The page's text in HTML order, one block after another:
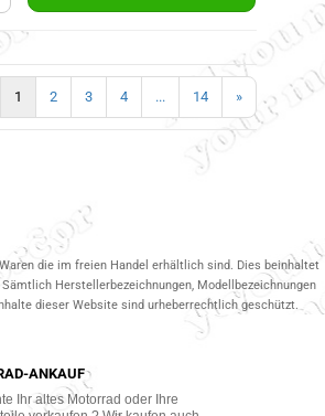
1 2 3 4 ... 14 »
die im freien Handel erhältlich sind. Dies beinhaltet
Herstellerbezeichnungen, Modellbezeichnungen
dieser Website sind urheberrechtlich geschützt.
ANKAUF
Ihr altes Motorrad oder Ihre